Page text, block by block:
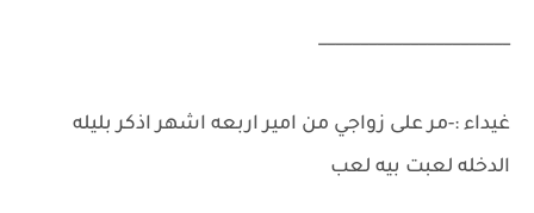
_______________________
غيداء :-مر على زواجي من امير اربعه اشهر اذكر بليله
الدخله لعبت بيه لعب